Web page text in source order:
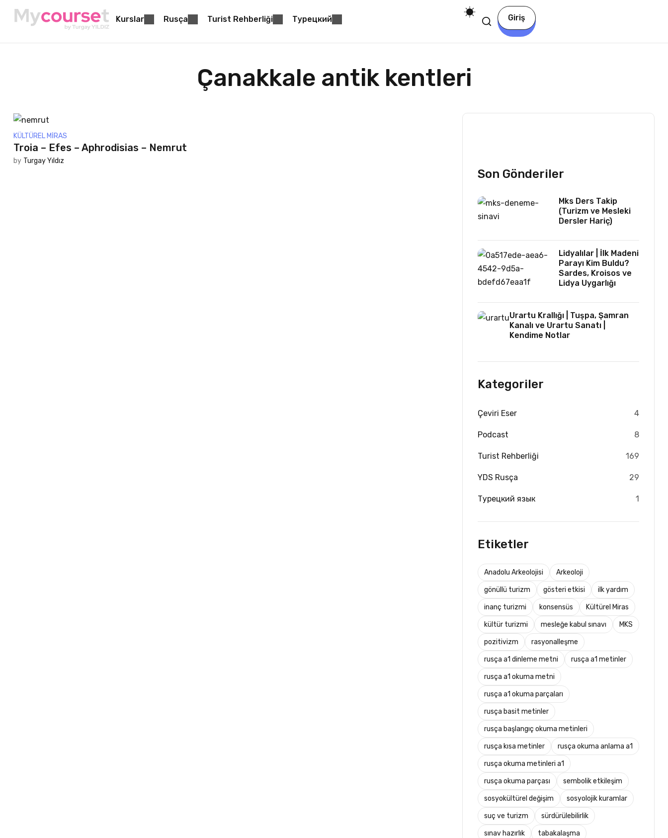
Kurslar Rusça Turist Rehberliği Турецкий Giriş
Çanakkale antik kentleri
KÜLTÜREL MIRAS
Troia – Efes – Aphrodisias – Nemrut
by Turgay Yıldız
Son Gönderiler
Mks Ders Takip
(Turizm ve Mesleki
Dersler Hariç)
Lidyalılar | İlk Madeni
Parayı Kim Buldu?
Sardes, Kroisos ve
Lidya Uygarlığı
Urartu Krallığı | Tuşpa, Şamran
Kanalı ve Urartu Sanatı |
Kendime Notlar
Kategoriler
Çeviri Eser 4
Podcast 8
Turist Rehberliği 169
YDS Rusça 29
Турецкий язык 1
Etiketler
Anadolu Arkeolojisi Arkeoloji
gönüllü turizm gösteri etkisi ilk yardım
inanç turizmi konsensüs Kültürel Miras
kültür turizmi mesleğe kabul sınavı MKS
pozitivizm rasyonalleşme
rusça a1 dinleme metni rusça a1 metinler
rusça a1 okuma metni
rusça a1 okuma parçaları
rusça basit metinler
rusça başlangıç okuma metinleri
rusça kısa metinler rusça okuma anlama a1
rusça okuma metinleri a1
rusça okuma parçası sembolik etkileşim
sosyokültürel değişim sosyolojik kuramlar
suç ve turizm sürdürülebilirlik
sınav hazırlık tabakalaşma